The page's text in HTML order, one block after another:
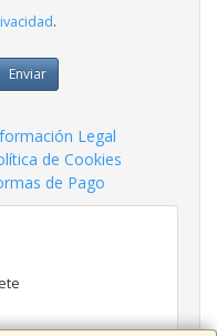
.
Enviar
Legal
de Cookies
de Pago